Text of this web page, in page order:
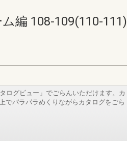
編 108-109(110-111)
ログビュー」でごらんいただけます。カ
でパラパラめくりながらカタログをごら